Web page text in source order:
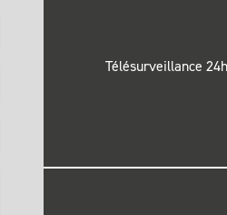
Télésurveillance